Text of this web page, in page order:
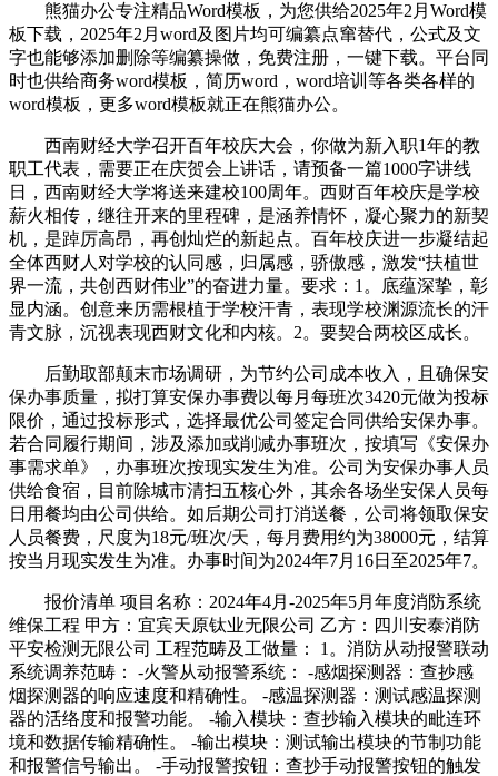
熊猫办公专注精品Word模板，为您供给2025年2月Word模
板下载，2025年2月word及图片均可编纂点窜替代，公式及文
字也能够添加删除等编纂操做，免费注册，一键下载。平台同
时也供给商务word模板，简历word，word培训等各类各样的
word模板，更多word模板就正在熊猫办公。
西南财经大学召开百年校庆大会，你做为新入职1年的教
职工代表，需要正在庆贺会上讲话，请预备一篇1000字讲线
日，西南财经大学将送来建校100周年。西财百年校庆是学校
薪火相传，继往开来的里程碑，是涵养情怀，凝心聚力的新契
机，是踔厉高昂，再创灿烂的新起点。百年校庆进一步凝结起
全体西财人对学校的认同感，归属感，骄傲感，激发“扶植世
界一流，共创西财伟业”的奋进力量。要求：1。底蕴深挚，彰
显内涵。创意来历需根植于学校汗青，表现学校渊源流长的汗
青文脉，沉视表现西财文化和内核。2。要契合两校区成长。
后勤取部颠末市场调研，为节约公司成本收入，且确保安
保办事质量，拟打算安保办事费以每月每班次3420元做为投标
限价，通过投标形式，选择最优公司签定合同供给安保办事。
若合同履行期间，涉及添加或削减办事班次，按填写《安保办
事需求单》，办事班次按现实发生为准。公司为安保办事人员
供给食宿，目前除城市清扫五核心外，其余各场坐安保人员每
日用餐均由公司供给。如后期公司打消送餐，公司将领取保安
人员餐费，尺度为18元/班次/天，每月费用约为38000元，结算
按当月现实发生为准。办事时间为2024年7月16日至2025年7。
报价清单 项目名称：2024年4月-2025年5月年度消防系统
维保工程 甲方：宜宾天原钛业无限公司 乙方：四川安泰消防
平安检测无限公司 工程范畴及工做量： 1。消防从动报警联动
系统调养范畴： -火警从动报警系统： -感烟探测器：查抄感
烟探测器的响应速度和精确性。 -感温探测器：测试感温探测
器的活络度和报警功能。 -输入模块：查抄输入模块的毗连环
境和数据传输精确性。 -输出模块：测试输出模块的节制功能
和报警信号输出。 -手动报警按钮：查抄手动报警按钮的触发